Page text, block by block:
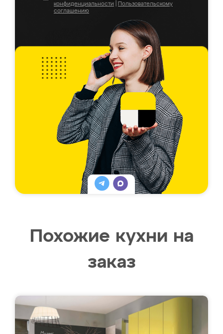
конфиденциальности
Пользовательскому
соглашению
Похожие кухни на
заказ